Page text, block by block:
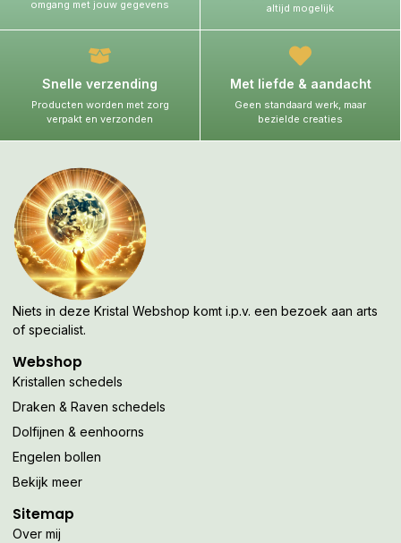
omgang met jouw gegevens
altijd mogelijk
Snelle verzending
Producten worden met zorg
verpakt en verzonden
Met liefde & aandacht
Geen standaard werk, maar
bezielde creaties
Niets in deze Kristal Webshop komt i.p.v. een bezoek aan arts
of specialist.
Webshop
Kristallen schedels
Draken & Raven schedels
Dolfijnen & eenhoorns
Engelen bollen
Bekijk meer
Sitemap
Over mij